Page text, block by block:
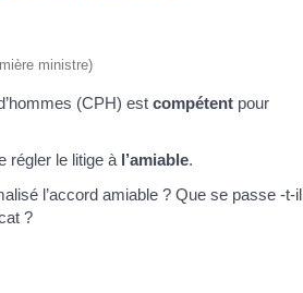
ministre)
(CPH) est compétent pour
régler le litige à l’amiable.
l’accord amiable ? Que se passe -t-il
?